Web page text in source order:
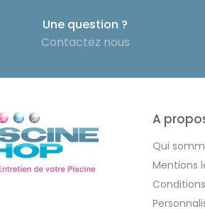
Une question ?
Contactez nous
A
Qui
Mentions